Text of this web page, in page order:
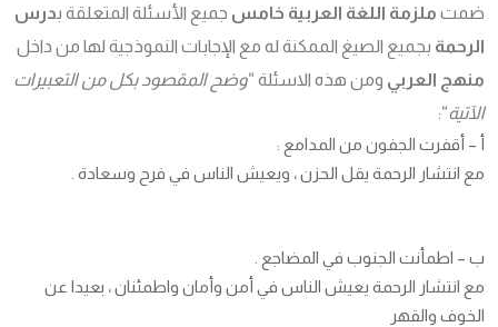
ضمت ملزمة اللغة العربية خامس جميع الأسئلة المتعلقة بدرس
الرحمة بجميع الصيغ الممكنة له مع الإجابات النموذجية لها من داخل
منهج العربي ومن هذه الاسئلة “وضح المقصود بكل من التعبيرات
الآتية“:
أ – أقفرت الجفون من المدامع :
مع انتشار الرحمة يقل الحزن ، ويعيش الناس في فرح وسعادة .
ب – اطمأنت الجنوب في المضاجع .
مع انتشار الرحمة يعيش الناس في أمن وأمان واطمئنان ، بعيدا عن
الخوف والقهر